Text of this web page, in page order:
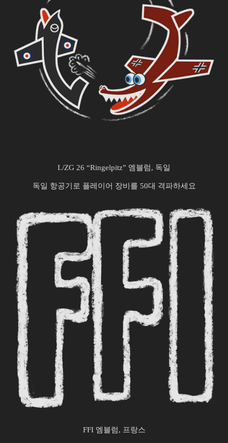
I./ZG 26 “Ringelpitz” 엠블럼, 독일
독일 항공기로 플레이어 장비를 50대 격파하세요
FFI 엠블럼, 프랑스